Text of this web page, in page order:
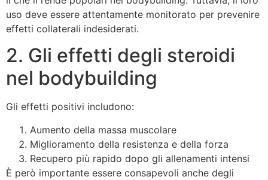
uso deve essere attentamente monitorato per prevenire
effetti collaterali indesiderati.
2. Gli effetti degli steroidi
nel bodybuilding
Gli effetti positivi includono:
Aumento della massa muscolare
Miglioramento della resistenza e della forza
Recupero più rapido dopo gli allenamenti intensi
È però importante essere consapevoli anche degli